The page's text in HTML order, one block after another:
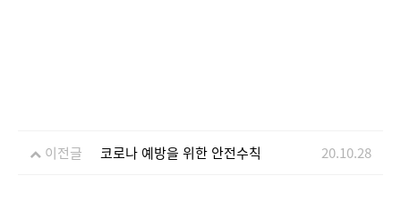
이전글 코로나 예방을 위한 안전수칙 20.10.28